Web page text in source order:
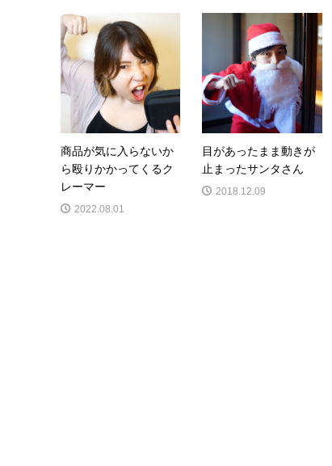
商品が気に入らないか
ら殴りかかってくるク
レーマー
2022.08.01
目があったまま動きが
止まったサンタさん
2018.12.09